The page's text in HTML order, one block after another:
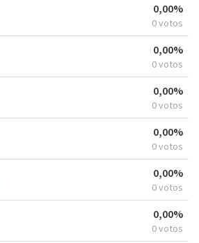
0,00%
0 votos
0,00%
0 votos
0,00%
0 votos
0,00%
0 votos
0,00%
0 votos
0,00%
0 votos